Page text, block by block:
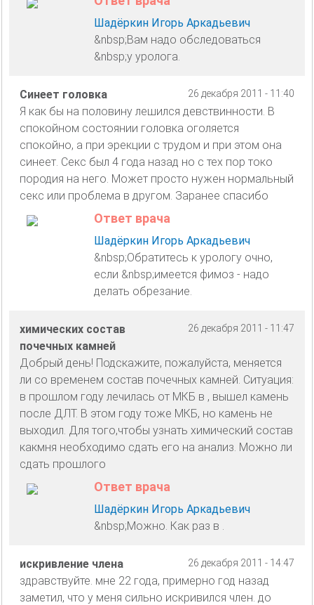
Шадёркин Игорь Аркадьевич
&nbsp;Вам надо обследоваться
&nbsp;у уролога.
26 декабря 2011 - 11:40
Синеет головка
Я как бы на половину лешился девствинности. В
спокойном состоянии головка оголяется
спокойно, а при эрекции с трудом и при этом она
синеет. Секс был 4 года назад но с тех пор токо
породия на него. Может просто нужен нормальный
секс или проблема в другом. Заранее спасибо
Ответ врача
Шадёркин Игорь Аркадьевич
&nbsp;Обратитесь к урологу очно,
если &nbsp;имеется фимоз - надо
делать обрезание.
26 декабря 2011 - 11:47
химических состав
почечных камней
Добрый день! Подскажите, пожалуйста, меняется
ли со временем состав почечных камней. Ситуация:
в прошлом году лечилась от МКБ в , вышел камень
после ДЛТ. В этом году тоже МКБ, но камень не
выходил. Для того,чтобы узнать химический состав
какмня необходимо сдать его на анализ. Можно ли
сдать прошлого
Ответ врача
Шадёркин Игорь Аркадьевич
&nbsp;Можно. Как раз в .
26 декабря 2011 - 14:47
искривление члена
здравствуйте. мне 22 года, примерно год назад
заметил, что у меня сильно искривился член. до